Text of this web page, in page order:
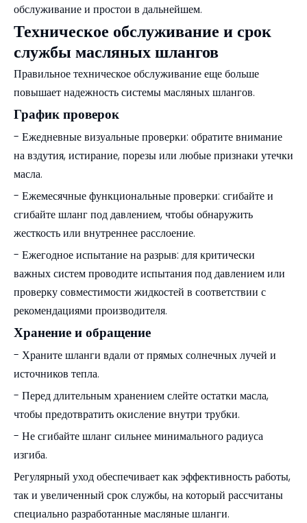
обслуживание и простои в дальнейшем.
Техническое обслуживание и срок
службы масляных шлангов
Правильное техническое обслуживание еще больше
повышает надежность системы масляных шлангов.
График проверок
- Ежедневные визуальные проверки: обратите внимание
на вздутия, истирание, порезы или любые признаки утечки
масла.
- Ежемесячные функциональные проверки: сгибайте и
сгибайте шланг под давлением, чтобы обнаружить
жесткость или внутреннее расслоение.
- Ежегодное испытание на разрыв: для критически
важных систем проводите испытания под давлением или
проверку совместимости жидкостей в соответствии с
рекомендациями производителя.
Хранение и обращение
- Храните шланги вдали от прямых солнечных лучей и
источников тепла.
- Перед длительным хранением слейте остатки масла,
чтобы предотвратить окисление внутри трубки.
- Не сгибайте шланг сильнее минимального радиуса
изгиба.
Регулярный уход обеспечивает как эффективность работы,
так и увеличенный срок службы, на который рассчитаны
специально разработанные масляные шланги.